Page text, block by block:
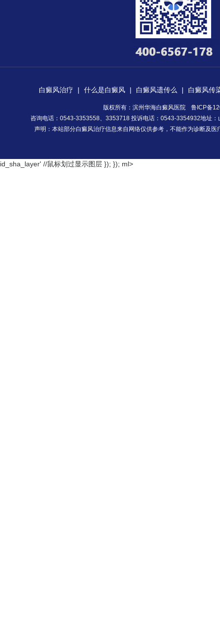
白癜风治疗 | 什么是白癜风 | 白癜风遗传么 | 白癜风传
版权所有：滨州华海白癜风医院
鲁ICP备
咨询电话：0543-3353558、3353718 投诉电话：0543-3354932地址
声明：本站部分白癜风治疗信息来自网络仅供参考，不能作为诊断及
id_sha_layer' //鼠标划过显示图层 }); }); ml>